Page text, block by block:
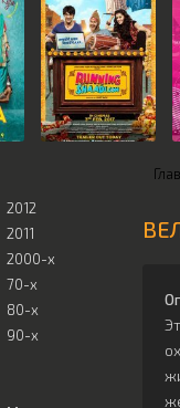
2012
2011
2000-х
70-х
80-х
90-х